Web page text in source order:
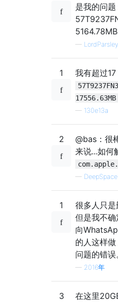
是我的问题
5164.78MB
— LordParsley
1 我有超过
17556.63MB
— 130e13a
2 @bas：很
来说...如何
—
1
很多人只是
但是我不
向
的人这样
问题的错误
— 2016年
3
在这里